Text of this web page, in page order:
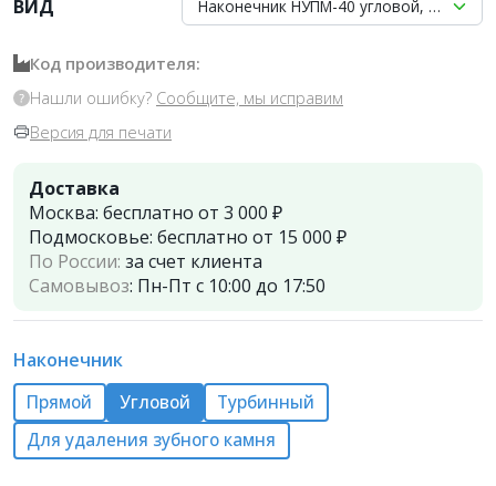
ВИД
Наконечник НУПМ-40 угловой, КМИЗ (с
Код производителя:
Нашли ошибку? Сообщите, мы исправим
Версия для печати
Доставка
Москва: бесплатно от 3 000 ₽
Подмосковье: бесплатно от 15 000 ₽
По России: за счет клиента
Самовывоз: Пн-Пт с 10:00 до 17:50
Наконечник
Прямой Угловой
Турбинный
Для удаления зубного камня